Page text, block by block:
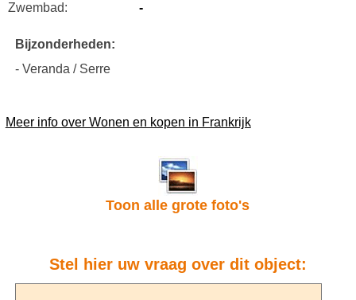
Zwembad:
-
Bijzonderheden:
- Veranda / Serre
Meer info over Wonen en kopen in Frankrijk
Toon alle grote foto's
Stel hier uw vraag over dit object: